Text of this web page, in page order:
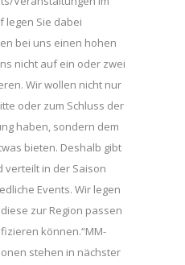
legen Sie dabei
bei uns einen hohen
nicht auf ein oder zwei
Wir wollen nicht nur
oder zum Schluss der
haben, sondern dem
bieten. Deshalb gibt
verteilt in der Saison
Events. Wir legen
zur Region passen
können.“MM-
stehen in nächster